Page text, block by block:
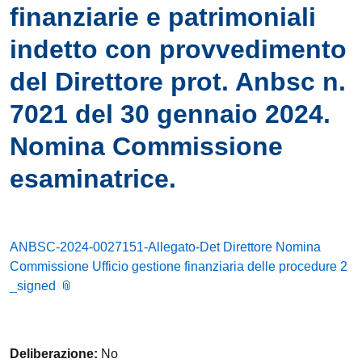
finanziarie e patrimoniali
indetto con provvedimento
del Direttore prot. Anbsc n.
7021 del 30 gennaio 2024.
Nomina Commissione
esaminatrice.
ANBSC-2024-0027151-Allegato-Det Direttore Nomina
Commissione Ufficio gestione finanziaria delle procedure 2
_signed
Deliberazione: No